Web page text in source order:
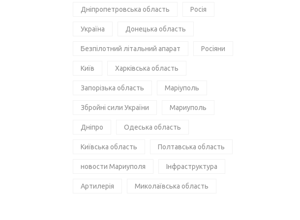
Дніпропетровська область Росія
Україна Донецька область
Безпілотний літальний апарат Росіяни
Київ Харківська область
Запорізька область Маріуполь
Збройні сили України Мариуполь
Дніпро Одеська область
Київська область Полтавська область
новости Мариуполя Інфраструктура
Артилерія Миколаївська область